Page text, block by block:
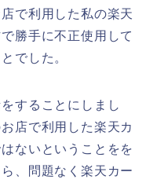
で利用した私の楽天
勝手に不正使用して
でした。
することにしまし
店で利用した楽天カ
ないということをを
、問題なく楽天カー